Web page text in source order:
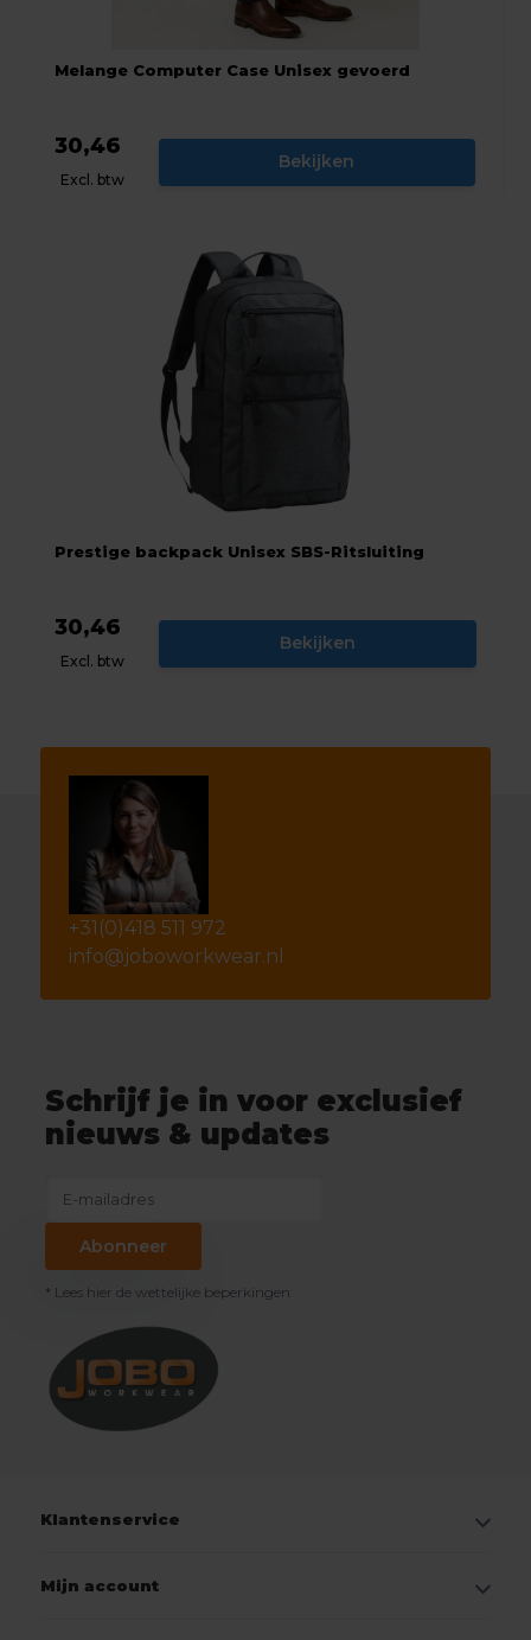
Melange Computer Case Unisex gevoerd
30,46
Excl. btw
Bekijken
Prestige backpack Unisex SBS-Ritsluiting
30,46
Excl. btw
Bekijken
+31(0)418 511 972
info@joboworkwear.nl
Schrijf je in voor exclusief
nieuws & updates
Abonneer
* Lees hier de wettelijke beperkingen
Klantenservice
Mijn account